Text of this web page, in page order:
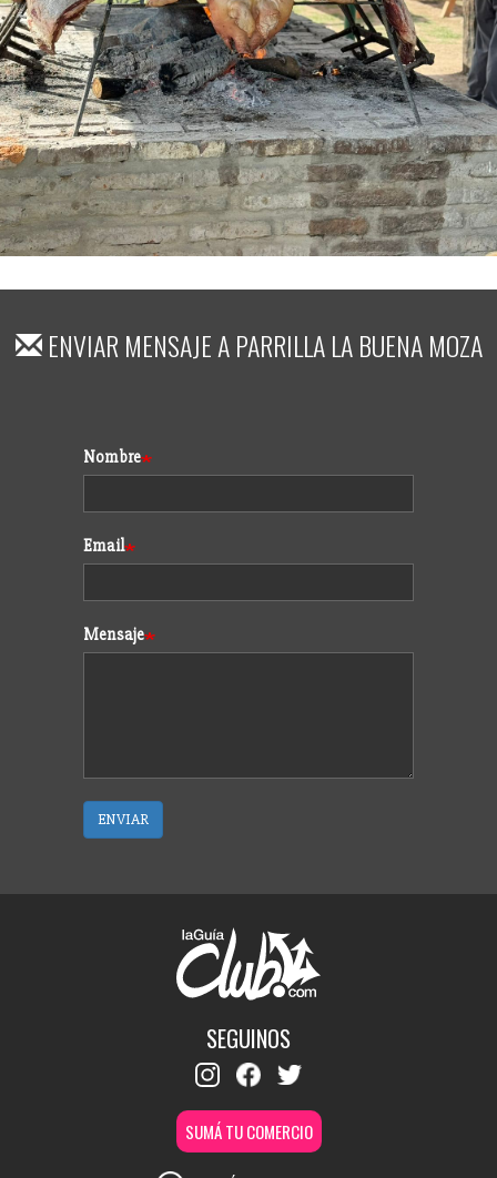
ENVIAR MENSAJE APARRILLA LA BUENA MOZA
Formulario
Nombre
Email
Mensaje
ENVIAR
SEGUINOS
SUMÁ TU COMERCIO